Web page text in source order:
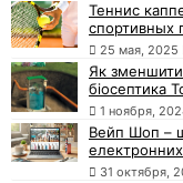
Теннис
спортивных
25 мая, 2025
Як зменшити
біосептика
1 ноября,
Вейп Шоп –
31 октября,